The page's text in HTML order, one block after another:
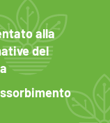
alla
del